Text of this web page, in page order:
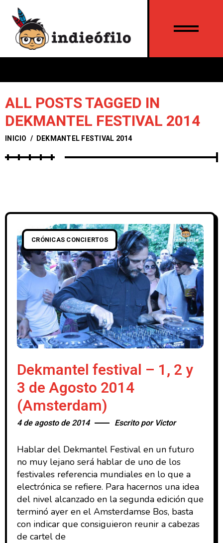
ALL POSTS TAGGED IN
DEKMANTEL FESTIVAL 2014
INICIO / DEKMANTEL FESTIVAL 2014
CRÓNICAS CONCIERTOS
Dekmantel festival – 1, 2 y
3 de Agosto 2014
(Amsterdam)
4 de agosto de 2014 Escrito por Victor
Hablar del Dekmantel Festival en un futuro
no muy lejano será hablar de uno de los
festivales referencia mundiales en lo que a
electrónica se refiere. Para hacernos una idea
del nivel alcanzado en la segunda edición que
terminó ayer en el Amsterdamse Bos, basta
con indicar que consiguieron reunir a cabezas
de cartel de